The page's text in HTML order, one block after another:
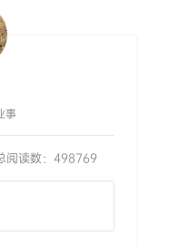
事
阅读数：498769